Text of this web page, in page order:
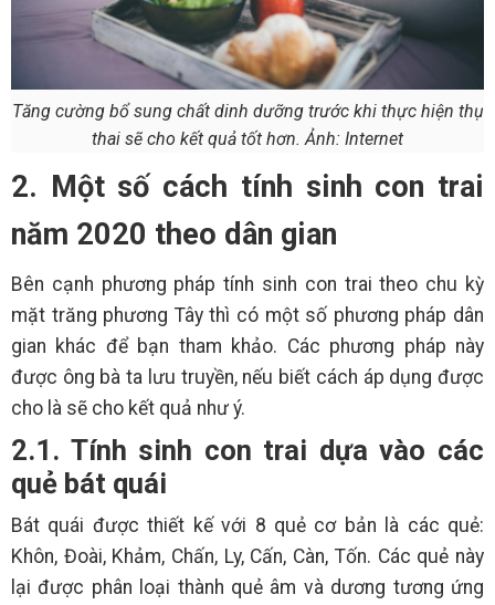
Tăng cường bổ sung chất dinh dưỡng trước khi thực hiện thụ
thai sẽ cho kết quả tốt hơn. Ảnh: Internet
2. Một số cách tính sinh con trai
năm 2020 theo dân gian
Bên cạnh phương pháp tính sinh con trai theo chu kỳ
mặt trăng phương Tây thì có một số phương pháp dân
gian khác để bạn tham khảo. Các phương pháp này
được ông bà ta lưu truyền, nếu biết cách áp dụng được
cho là sẽ cho kết quả như ý.
2.1. Tính sinh con trai dựa vào các
quẻ bát quái
Bát quái được thiết kế với 8 quẻ cơ bản là các quẻ:
Khôn, Đoài, Khảm, Chấn, Ly, Cấn, Càn, Tốn. Các quẻ này
lại được phân loại thành quẻ âm và dương tương ứng